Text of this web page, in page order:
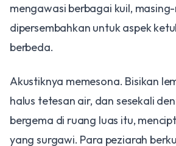
mengawasi berbagai kuil,
dipersembahkan untuk aspek
berbeda.
​Akustiknya memesona. Bisikan
halus tetesan air, dan sesekali
bergema di ruang luas itu,
yang surgawi. Para peziarah